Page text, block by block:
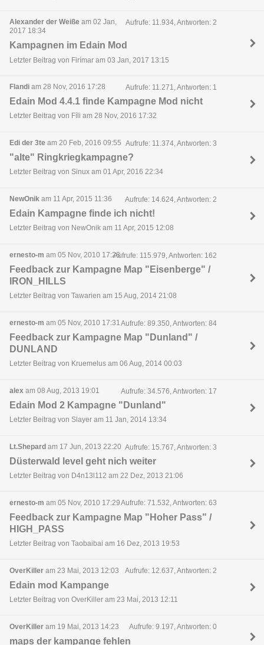
Alexander der Weiße am 02 Jan,
2017 18:34
Aufrufe: 11.934, Antworten: 2
Kampagnen im Edain Mod
Letzter Beitrag von Firímar am 03 Jan, 2017 13:15
Flandi am 28 Nov, 2016 17:28 Aufrufe: 11.271, Antworten: 1
Edain Mod 4.4.1 finde Kampagne Mod nicht
Letzter Beitrag von Fíli am 28 Nov, 2016 17:32
Edi der 3te am 20 Feb, 2016 09:55 Aufrufe: 11.374, Antworten: 3
"alte" Ringkriegkampagne?
Letzter Beitrag von Sinux am 01 Apr, 2016 22:34
NewOnik am 11 Apr, 2015 11:36 Aufrufe: 14.624, Antworten: 2
Edain Kampagne finde ich nicht!
Letzter Beitrag von NewOnik am 11 Apr, 2015 12:08
ernesto-m am 05 Nov, 2010 17:28Aufrufe: 115.979, Antworten: 162
Feedback zur Kampagne Map "Eisenberge" /
IRON_HILLS
Letzter Beitrag von Tawarien am 15 Aug, 2014 21:08
ernesto-m am 05 Nov, 2010 17:31Aufrufe: 89.350, Antworten: 84
Feedback zur Kampagne Map "Dunland" /
DUNLAND
Letzter Beitrag von Kruemelus am 06 Aug, 2014 00:03
alex am 08 Aug, 2013 19:01 Aufrufe: 34.576, Antworten: 17
Edain Mod 2 Kampagne "Dunland"
Letzter Beitrag von Slayer am 11 Jan, 2014 13:34
Lt.Shepard am 17 Jun, 2013 22:20 Aufrufe: 15.767, Antworten: 3
Düsterwald level geht nich weiter
Letzter Beitrag von D4n13l112 am 22 Dez, 2013 21:06
ernesto-m am 05 Nov, 2010 17:29Aufrufe: 71.532, Antworten: 63
Feedback zur Kampagne Map "Hoher Pass" /
HIGH_PASS
Letzter Beitrag von Taobaibai am 16 Dez, 2013 19:53
OverKiller am 23 Mai, 2013 12:03 Aufrufe: 12.637, Antworten: 2
Edain mod Kampange
Letzter Beitrag von OverKiller am 23 Mai, 2013 12:11
OverKiller am 19 Mai, 2013 14:23 Aufrufe: 9.197, Antworten: 0
maps der kampange fehlen